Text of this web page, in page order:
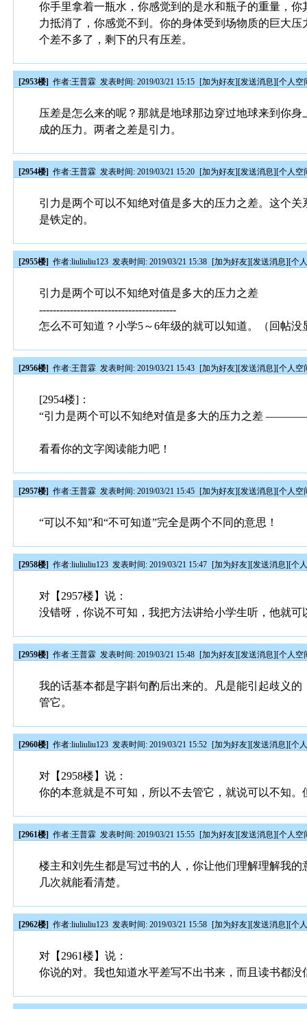
你手里拿着一瓶水，你感觉到的是水和瓶子的重量，
力抵消了，你感觉不到。你的身体受到场物质的巨大
个差不多了，剩下的只有压差。
[2953楼] 作者:王普霖 发表时间: 2019/03/21 15:15 [加为好友][发送消息][个人空
压差是怎么来的呢？那就是地球那边穿过地球来到你
成的压力。两者之差是引力。
[2954楼] 作者:王普霖 发表时间: 2019/03/21 15:20 [加为好友][发送消息][个人空
引力是两个可以不知绝对值是多大的压力之差。这个
是铁定的。
[2955楼] 作者:liuliuliu123 发表时间: 2019/03/21 15:38 [加为好友][发送消息][个
引力是两个可以不知绝对值是多大的压力之差
----------------------------------------
怎么不可知道？小学5～6年级的就可以知道。（回帖没
[2956楼] 作者:王普霖 发表时间: 2019/03/21 15:43 [加为好友][发送消息][个人空
[2954楼]：
“引力是两个可以不知绝对值是多大的压力之差
看看你的文字阅读能力吧！
[2957楼] 作者:王普霖 发表时间: 2019/03/21 15:45 [加为好友][发送消息][个人空
“可以不知”和“不可知道”完全是两个不同的意思！
[2958楼] 作者:liuliuliu123 发表时间: 2019/03/21 15:47 [加为好友][发送消息][个
对【2957楼】说：
没错呀，你说不可知，我把方法讲给小学生听，他就可
[2959楼] 作者:王普霖 发表时间: 2019/03/21 15:48 [加为好友][发送消息][个人空
我的话基本都是字斟句酌后出来的。凡是能引起歧义
管它。
[2960楼] 作者:liuliuliu123 发表时间: 2019/03/21 15:52 [加为好友][发送消息][个
对【2958楼】说：
你的本意就是不可知，所以不去管它，就说可以不知。
[2961楼] 作者:王普霖 发表时间: 2019/03/21 15:55 [加为好友][发送消息][个人空
楼主和刘先生都是写过书的人，你让他们理解理解我
几次就能看清楚。
[2962楼] 作者:liuliuliu123 发表时间: 2019/03/21 15:58 [加为好友][发送消息][个
对【2961楼】说：
你说的对。我也知道水平差写不出书来，而且读书都没